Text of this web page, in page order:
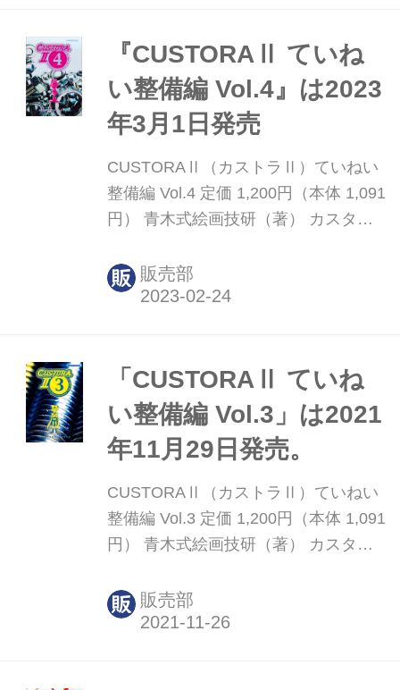
整備編』。ネジの締め／ゆるめこそオ
ートバイ整備の根幹となると考え、
vol.5となる今作は「作法の章」と銘打
ち「ネジの扱いの作法」の後半を懇切
わせて、真理を深めてください。 また
本編以外では、著者アオキシン氏によ
る書き下ろしコラムをはじめ、謎...
『CUSTORAⅡ ていね
い整備編 Vol.4』は2023
年3月1日発売
CUSTORAⅡ（カストラⅡ）ていねい
整備編 Vol.4 定価 1,200円（本体 1,091
円） 青木式絵画技研（著） カスタム
の第四弾！ 試し読み 【お詫びと訂
正】 P.057の数字に誤りがありまし
読者の皆様並びに関係各位にご迷惑を
お掛けしましたことを深くお詫び申し
上げます。 ＜内容紹介＞ オートバイ
の整備を、どこよりも深堀り＆わかり
『CUSTORAⅡ＊ていねい整備編』。
過去最高ボリュームでお届けした前巻
『カスタム虎の穴Ⅱ-3』で、ネジのこ
販売部
「CUSTORAⅡ ていね
い整備編 Vol.3」は2021
年11月29日発売。
CUSTORAⅡ（カストラⅡ）ていねい
整備編 Vol.3 定価 1,200円（本体 1,091
円） 青木式絵画技研（著） カスタム
の第三弾！ 試し読み ＜内容紹介＞ オ
ートバイならではの整備を深堀＆わか
販売部